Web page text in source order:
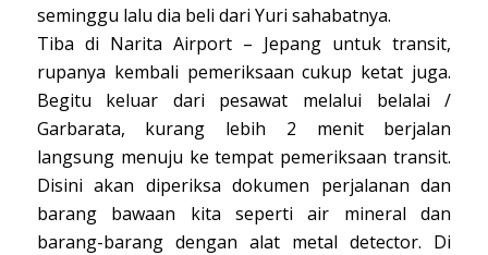
seminggu lalu dia beli dari Yuri sahabatnya.
Tiba di Narita Airport – Jepang untuk transit,
rupanya kembali pemeriksaan cukup ketat juga.
Begitu keluar dari pesawat melalui belalai /
Garbarata, kurang lebih 2 menit berjalan
langsung menuju ke tempat pemeriksaan transit.
Disini akan diperiksa dokumen perjalanan dan
barang bawaan kita seperti air mineral dan
barang-barang dengan alat metal detector. Di